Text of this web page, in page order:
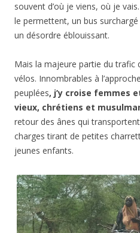
souvent d’où je viens, où je
le permettent, un bus surchargé
un désordre éblouissant.
Mais la majeure partie du trafic
vélos. Innombrables à
peuplées, j’y croise femmes
vieux, chrétiens et
retour des ânes qui
charges tirant de petites
jeunes enfants.